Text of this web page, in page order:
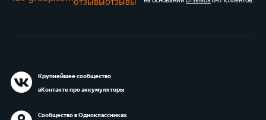
Крупнейшее сообщество
вКонтакте про аккумуляторы
Сообщество в Одноклассниках